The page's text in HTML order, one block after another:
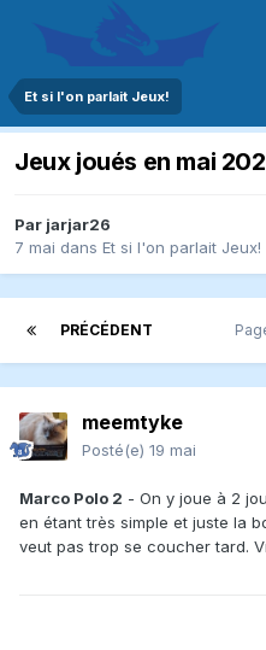
Et si l'on parlait Jeux!
Jeux joués en mai
Par jarjar26
7 mai dans Et si l'on parlait Jeux!
PRÉCÉDENT
meemtyke
Posté(e) 19 mai
Marco Polo 2 - On y joue à 2
en étant très simple et juste la
veut pas trop se coucher tard.